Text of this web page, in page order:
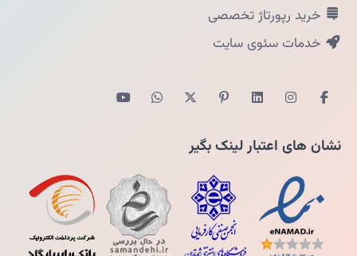
خرید رپورتاژ تخصصی
خدمات سئوی سایت
نشان های اعتبار لینک بگیر